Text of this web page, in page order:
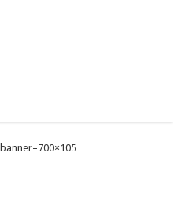
banner–700×105